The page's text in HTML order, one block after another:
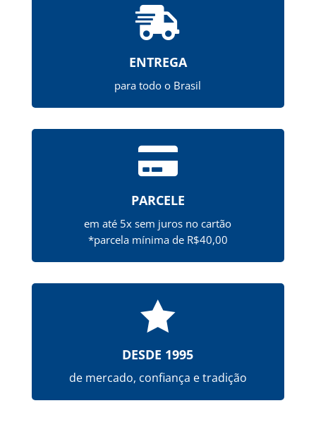

ENTREGA
para todo o Brasil

PARCELE
em até 5x sem juros no cartão
*parcela mínima de R$40,00

DESDE 1995
de mercado, confiança e tradição